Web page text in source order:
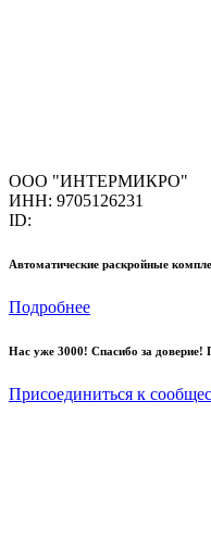
ООО "ИНТЕРМИКРО"
ИНН: 9705126231
ID:
Автоматические раскройные
Подробнее
Нас уже 3000! Спасибо за доверие!
Присоединиться к